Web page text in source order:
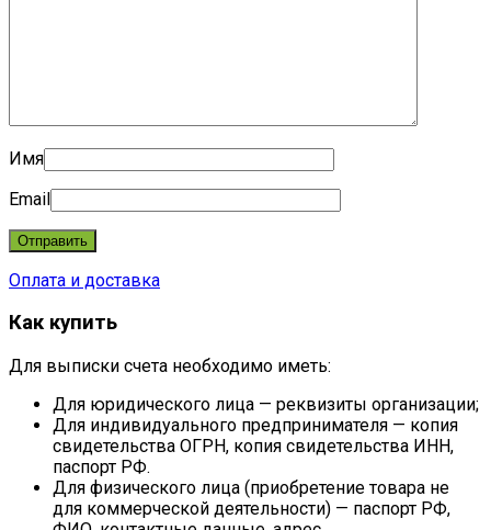
Имя
Email
Оплата и доставка
Как купить
Для выписки счета необходимо иметь:
Для юридического лица — реквизиты организации;
Для индивидуального предпринимателя — копия
свидетельства ОГРН, копия свидетельства ИНН,
паспорт РФ.
Для физического лица (приобретение товара не
для коммерческой деятельности) — паспорт РФ,